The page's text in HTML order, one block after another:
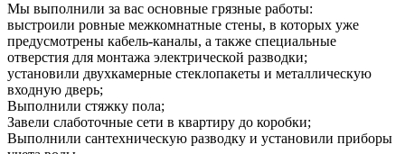
Мы выполнили за вас основные грязные работы:
выстроили ровные межкомнатные стены, в которых уже
предусмотрены кабель-каналы, а также специальные
отверстия для монтажа электрической разводки;
установили двухкамерные стеклопакеты и металлическую
входную дверь;
Выполнили стяжку пола;
Завели слаботочные сети в квартиру до коробки;
Выполнили сантехническую разводку и установили приборы